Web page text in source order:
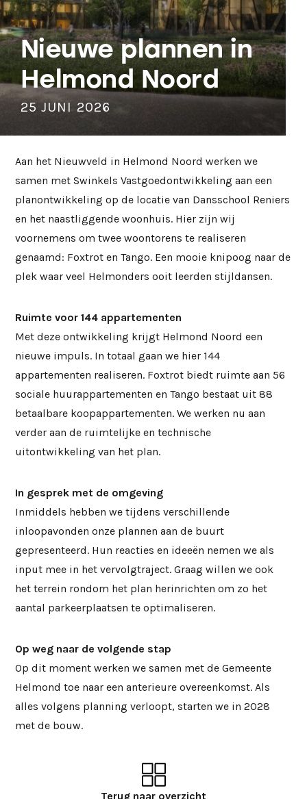
Nieuwe plannen in
Helmond Noord
25 JUNI 2026
Aan het Nieuwveld in Helmond Noord werken we
samen met Swinkels Vastgoedontwikkeling aan een
planontwikkeling op de locatie van Dansschool Reniers
en het naastliggende woonhuis. Hier zijn wij
voornemens om twee woontorens te realiseren
genaamd: Foxtrot en Tango. Een mooie knipoog naar de
plek waar veel Helmonders ooit leerden stijldansen.
Ruimte voor 144 appartementen
Met deze ontwikkeling krijgt Helmond Noord een
nieuwe impuls. In totaal gaan we hier 144
appartementen realiseren. Foxtrot biedt ruimte aan 56
sociale huurappartementen en Tango bestaat uit 88
betaalbare koopappartementen. We werken nu aan
verder aan de ruimtelijke en technische
uitontwikkeling van het plan.
In gesprek met de omgeving
Inmiddels hebben we tijdens verschillende
inloopavonden onze plannen aan de buurt
gepresenteerd. Hun reacties en ideeën nemen we als
input mee in het vervolgtraject. Graag willen we ook
het terrein rondom het plan herinrichten om zo het
aantal parkeerplaatsen te optimaliseren.
Op weg naar de volgende stap
Op dit moment werken we samen met de Gemeente
Helmond toe naar een anterieure overeenkomst. Als
alles volgens planning verloopt, starten we in 2028
met de bouw.
Terug naar overzicht